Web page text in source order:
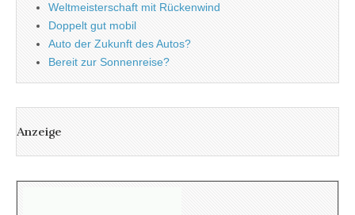
Weltmeisterschaft mit Rückenwind
Doppelt gut mobil
Auto der Zukunft des Autos?
Bereit zur Sonnenreise?
Anzeige